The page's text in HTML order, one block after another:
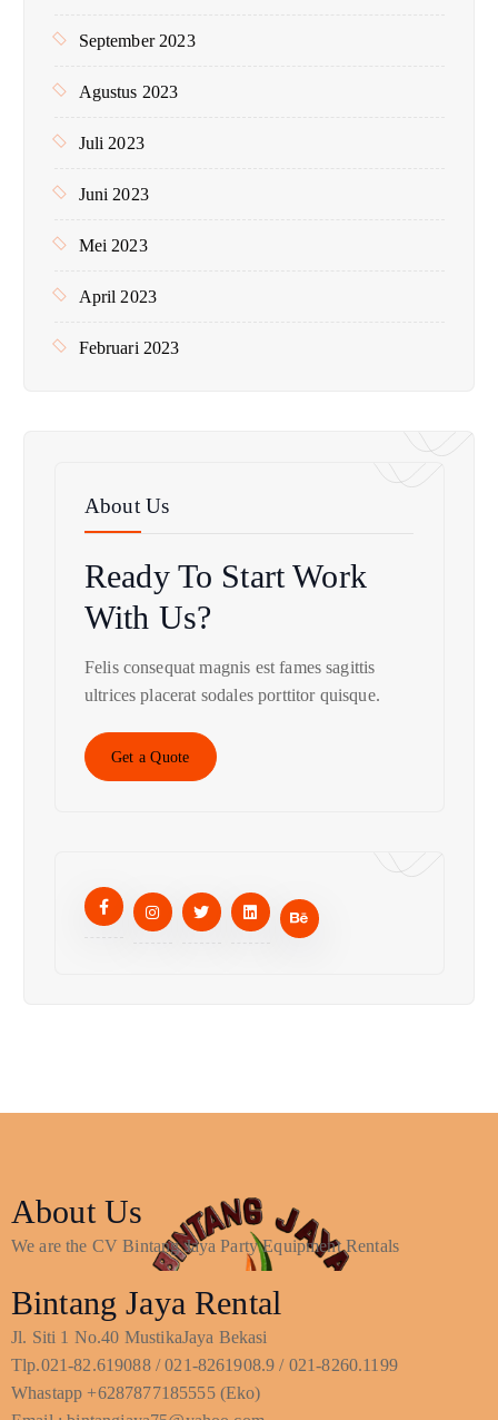
September 2023
Agustus 2023
Juli 2023
Juni 2023
Mei 2023
April 2023
Februari 2023
About Us
Ready To StartWork
With Us?
Felis consequat magnis est fames sagittis
ultrices placerat sodales porttitor quisque.
Get a Quote
About Us
We are the CV Bintang Jaya Party Equipment Rentals
Bintang Jaya Rental
Jl. Siti 1 No.40 MustikaJaya Bekasi
Tlp.021-82.619088 / 021-8261908.9 / 021-8260.1199
Whastapp +6287877185555 (Eko)